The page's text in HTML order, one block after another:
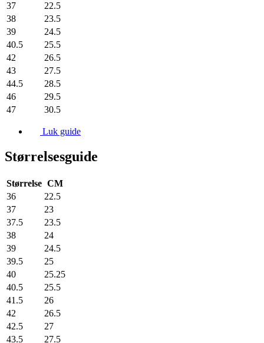
37
22.5
38
23.5
39
24.5
40.5
25.5
42
26.5
43
27.5
44.5
28.5
46
29.5
47
30.5
Luk guide
Størrelsesguide
Størrelse CM
36
22.5
37
23
37.5
23.5
38
24
39
24.5
39.5
25
40
25.25
40.5
25.5
41.5
26
42
26.5
42.5
27
43.5
27.5